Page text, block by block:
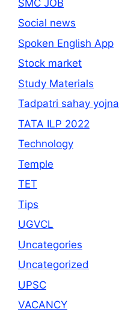
SMC JOB
Social news
Spoken English App
Stock market
Study Materials
Tadpatri sahay yojna
TATA ILP 2022
Technology
Temple
TET
Tips
UGVCL
Uncategories
Uncategorized
UPSC
VACANCY